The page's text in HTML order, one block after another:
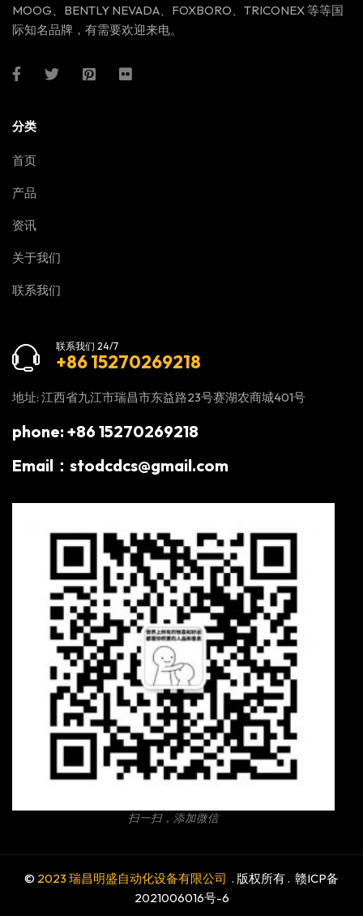
MOOG、BENTLY NEVADA、FOXBORO、TRICONEX 等等国
际知名品牌，有需要欢迎来电。
分类
首页
产品
资讯
关于我们
联系我们
联系我们 24/7
+86 15270269218
地址: 江西省九江市瑞昌市东益路23号赛湖农商城401号
phone: +86 15270269218
Email：stodcdcs@gmail.com
扫一扫，添加微信
© 2023 瑞昌明盛自动化设备有限公司 . 版权所有 . 赣ICP备
2021006016号-6